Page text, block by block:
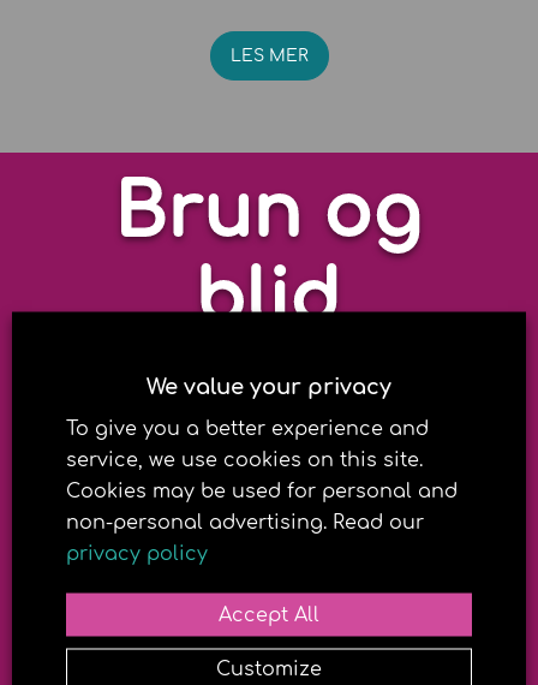
LES MER
Brun og
blid
SolApp
Nytt design, enda
enklare
Nå kan du også kjøpe
produkter fra appen
We value your privacy
To give you a better experience and
service, we use cookies on this site.
Cookies may be used for personal and
non-personal advertising. Read our
privacy policy
Accept All
Customize